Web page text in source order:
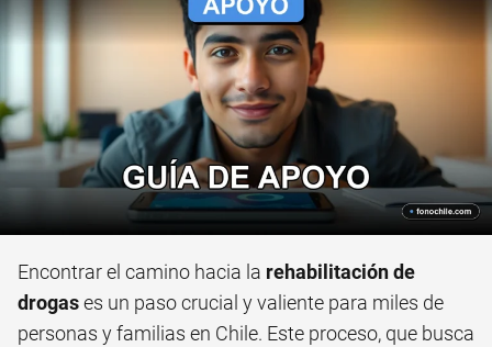
Encontrar el camino hacia la rehabilitación de
drogases un paso crucial y valiente para miles de
personas y familias en Chile. Este proceso, que busca